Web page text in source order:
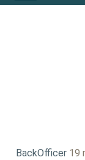
BackOfficer 19